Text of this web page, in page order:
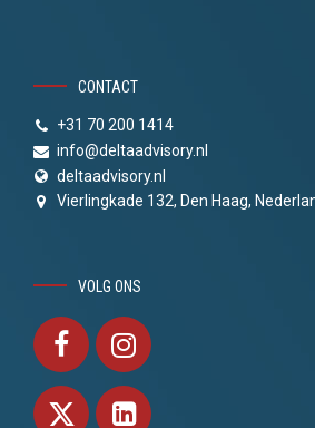
CONTACT
+31 70 200 1414
info@deltaadvisory.nl
deltaadvisory.nl
Vierlingkade 132, Den Haag,
VOLG ONS